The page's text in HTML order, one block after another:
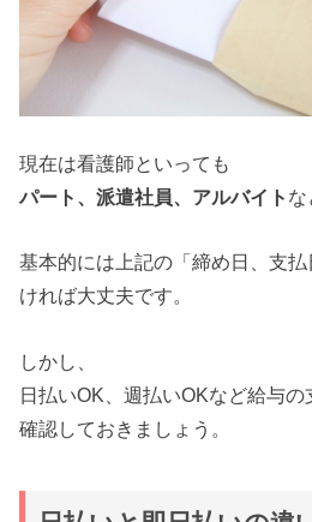
現在は看護師といっても
パート、派遣社員、アルバイト な
基本的には上記の「締め日、支
ければ大丈夫です。
しかし、
日払いOK、週払いOKなど給与
確認しておきましょう。